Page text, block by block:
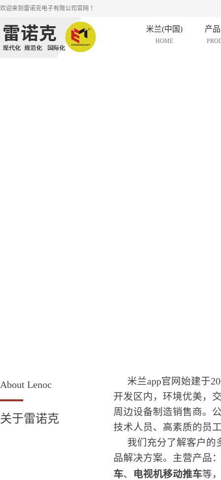
欢迎来到雷诺克电子有限公司官网 ！
米兰(中国)
HOME
产
About Lenoc
关于雷诺克
米兰app官网始建于
开发区内，环境优美，
周边设备制造销售商。
技术人员、高素质的员
我们充分了解客户的
品解决方案。主营产品
车、 电视机移动推车等